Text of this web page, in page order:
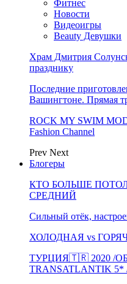
Фитнес
Новости
Видеоигры
Beauty Девушки
Храм Дмитрия
празднику
Последние
Вашингтоне. Прямая
ROCK MY SWIM
Fashion Channel
Prev Next
Блогеры
КТО БОЛЬШЕ
СРЕДНИЙ
Сильный отёк,
ХОЛОДНАЯ vs
ТУРЦИЯ🇹🇷 2020 /
TRANSATLANTIK